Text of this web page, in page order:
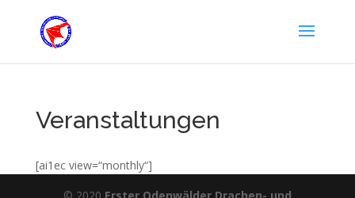
Veranstaltungen
[ai1ec view=“monthly“]